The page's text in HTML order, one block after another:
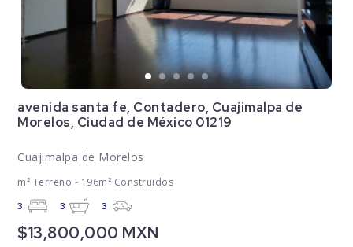
avenida santa fe, Contadero, Cuajimalpa de
Morelos, Ciudad de México 01219
Cuajimalpa de Morelos
m² Terreno - 196m² Construidos
3 3 3
$13,800,000 MXN